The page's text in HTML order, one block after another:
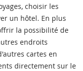
choisir les
un hôtel. En plus
la possibilité de
endroits
cartes en
directement sur le